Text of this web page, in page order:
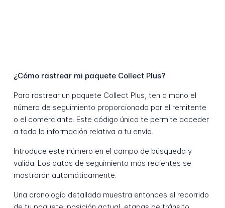
¿Cómo rastrear mi paquete Collect Plus?
Para rastrear un paquete Collect Plus, ten a mano el
número de seguimiento proporcionado por el remitente
o el comerciante. Este código único te permite acceder
a toda la información relativa a tu envío.
Introduce este número en el campo de búsqueda y
valida. Los datos de seguimiento más recientes se
mostrarán automáticamente.
Una cronología detallada muestra entonces el recorrido